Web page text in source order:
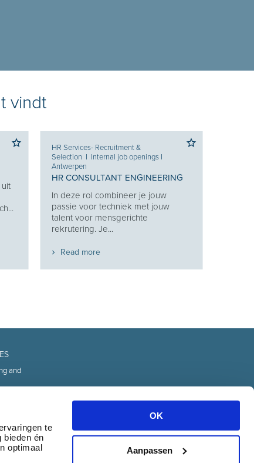
te
bieden én
optimaal
OK
Aanpassen
vindt
HR Services- Recruitment &
Selection I Internal job openings I
Antwerpen
HR CONSULTANT ENGINEERING
In deze rol combineer je jouw
passie voor techniek met jouw
talent voor mensgerichte
rekrutering. Je...
Read more
and